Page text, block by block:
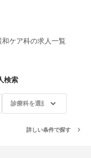
和ケア科の求人一覧
検索
診療科を選択
詳しい条件で探す